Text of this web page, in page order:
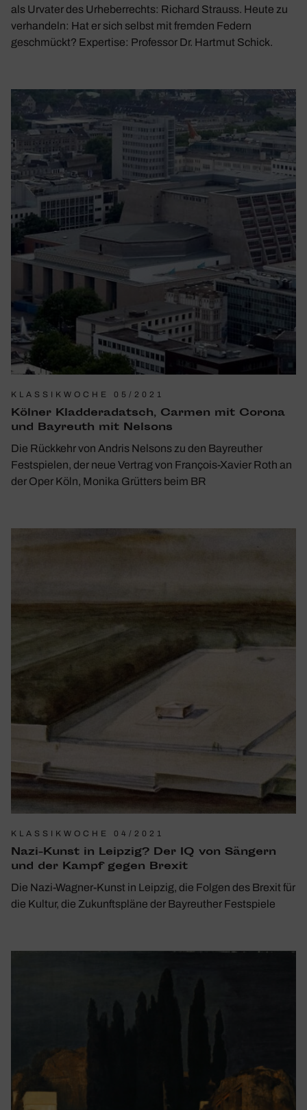
als Urvater des Urheberrechts: Richard Strauss. Heute zu
verhandeln: Hat er sich selbst mit fremden Federn
geschmückt? Expertise: Professor Dr. Hartmut Schick.
KLASSIKWOCHE 05/2021
Kölner Klad­de­ra­datsch, Carmen mit Corona
und Bayreuth mit Nelsons
Die Rückkehr von Andris Nelsons zu den Bayreuther
Festspielen, der neue Vertrag von François-Xavier Roth an
der Oper Köln, Monika Grütters beim BR
KLASSIKWOCHE 04/2021
Nazi-Kunst in Leipzig? Der IQ von Sängern
und der Kampf gegen Brexit
Die Nazi-Wagner-Kunst in Leipzig, die Folgen des Brexit für
die Kultur, die Zukunftspläne der Bayreuther Festspiele